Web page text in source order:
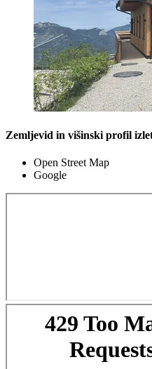
Zemljevid in višinski profil
Open Street Map
Google